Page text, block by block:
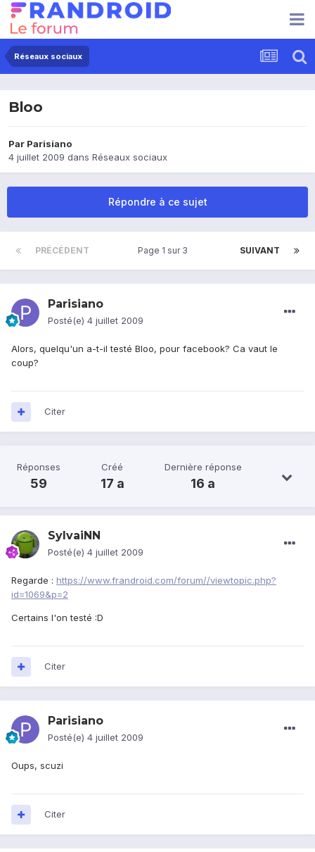
Réseaux sociaux
Bloo
Par Parisiano
4 juillet 2009 dans Réseaux sociaux
Répondre à ce sujet
PRÉCÉDENT SUIVANT
Page 1 sur 3
Parisiano
Posté(e) 4 juillet 2009
Alors, quelqu'un a-t-il testé Bloo, pour facebook? Ca vaut le
coup?
Citer
Réponses
59
Créé
17 a
Dernière réponse
16 a
SylvaiNN
Posté(e) 4 juillet 2009
Regarde : https://www.frandroid.com/forum//viewtopic.php?
id=1069&p=2
Certains l'on testé :D
Citer
Parisiano
Posté(e) 4 juillet 2009
Oups, scuzi
Citer